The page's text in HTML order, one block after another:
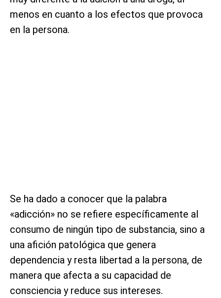
menos en cuanto a los efectos que provoca
en la persona.
Se ha dado a conocer que la palabra
«adicción» no se refiere específicamente al
consumo de ningún tipo de substancia, sino a
una afición patológica que genera
dependencia y resta libertad a la persona, de
manera que afecta a su capacidad de
consciencia y reduce sus intereses.